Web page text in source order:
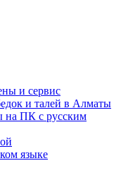
и сервис
и талей в Алматы
на ПК с русским
языке